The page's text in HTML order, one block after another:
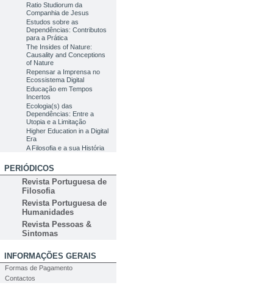
Ratio Studiorum da
Companhia de Jesus
Estudos sobre as
Dependências: Contributos
para a Prática
The Insides of Nature:
Causality and Conceptions
of Nature
Repensar a Imprensa no
Ecossistema Digital
Educação em Tempos
Incertos
Ecologia(s) das
Dependências: Entre a
Utopia e a Limitação
Higher Education in a Digital
Era
A Filosofia e a sua História
PERIÓDICOS
Revista Portuguesa de
Filosofia
Revista Portuguesa de
Humanidades
Revista Pessoas &
Sintomas
INFORMAÇÕES GERAIS
Formas de Pagamento
Contactos